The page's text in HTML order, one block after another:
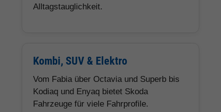
Alltagstauglichkeit.
Kombi, SUV & Elektro
Vom Fabia über Octavia und Superb bis
Kodiaq und Enyaq bietet Skoda
Fahrzeuge für viele Fahrprofile.